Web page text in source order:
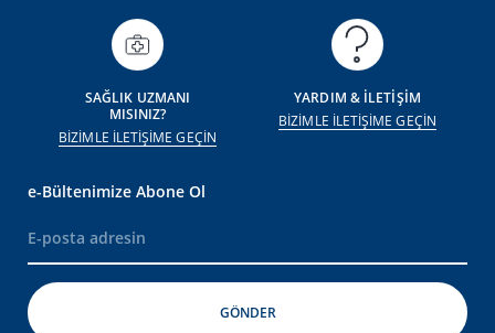
SAĞLIK UZMANI
MISINIZ?
BİZİMLE İLETİŞİME GEÇİN
YARDIM & İLETİŞİM
BİZİMLE İLETİŞİME GEÇİN
e-Bültenimize Abone Ol